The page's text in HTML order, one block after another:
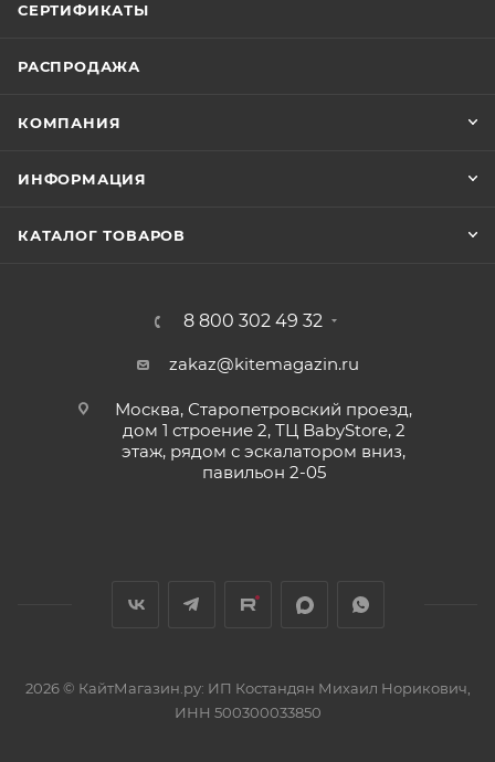
СЕРТИФИКАТЫ
РАСПРОДАЖА
КОМПАНИЯ
ИНФОРМАЦИЯ
КАТАЛОГ ТОВАРОВ
8 800 302 49 32
zakaz@kitemagazin.ru
Москва, Старопетровский проезд,
дом 1 строение 2, ТЦ BabyStore, 2
этаж, рядом с эскалатором вниз,
павильон 2-05
2026 © КайтМагазин.ру: ИП Костандян Михаил Норикович,
ИНН 500300033850